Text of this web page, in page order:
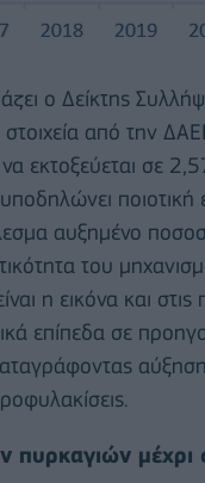
ο Δείκτης
από την
εκτοξεύεται σε
ποιοτική
αυξημένο
του
η εικόνα και
επίπεδα σε
μέχρι